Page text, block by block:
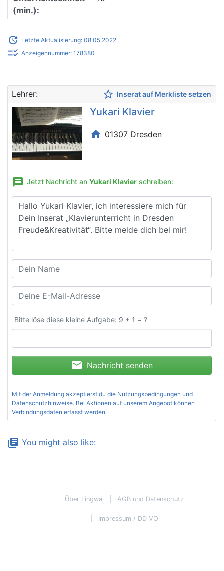
(min.):
update Letzte Aktualisierung: 08.05.2022
checklist_rtl Anzeigennummer: 178380
Lehrer: star_border Inserat auf Merkliste setzen
Yukari Klavier
home 01307 Dresden
message Jetzt Nachricht an Yukari Klavier schreiben:
Bitte löse diese kleine Aufgabe: 9 + 1 = ?
mail Nachricht senden
Mit der Anmeldung akzeptierst du die Nutzungsbedingungen und
Datenschutzhinweise. Bei Aktionen auf unserem Angebot können
Verbindungsdaten erfasst werden.
library_books You might also like:
Über Lingwa AGB und Datenschutz
Impressum / DD VO